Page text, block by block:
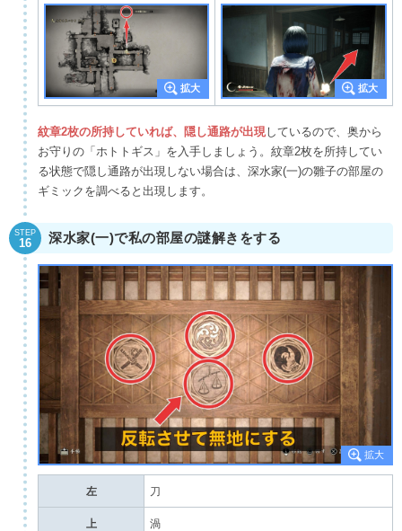
紋章2枚の所持していれば、隠し通路が出現しているので、奥から
お守りの「ホトトギス」を入手しましょう。紋章2枚を所持してい
る状態で隠し通路が出現しない場合は、深水家(一)の雛子の部屋の
ギミックを調べると出現します。
STEP
16 深水家(一)で私の部屋の謎解きをする
左 刀
上 渦